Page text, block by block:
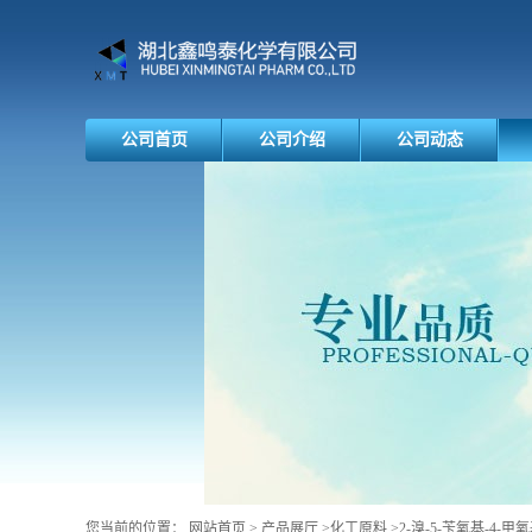
公司首页 公司介绍 公司动态
您当前的位置： 网站首页 > 产品展厅 >化工原料 >2-溴-5-苄氧基-4-甲